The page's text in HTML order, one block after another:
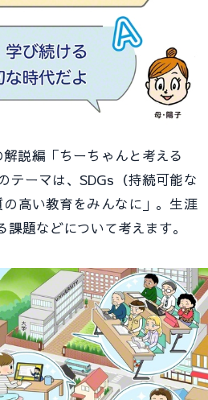
解説編「ちーちゃんと考える
テーマは、SDGs（持続可能な
高い教育をみんなに」。生涯
題などについて考えます。